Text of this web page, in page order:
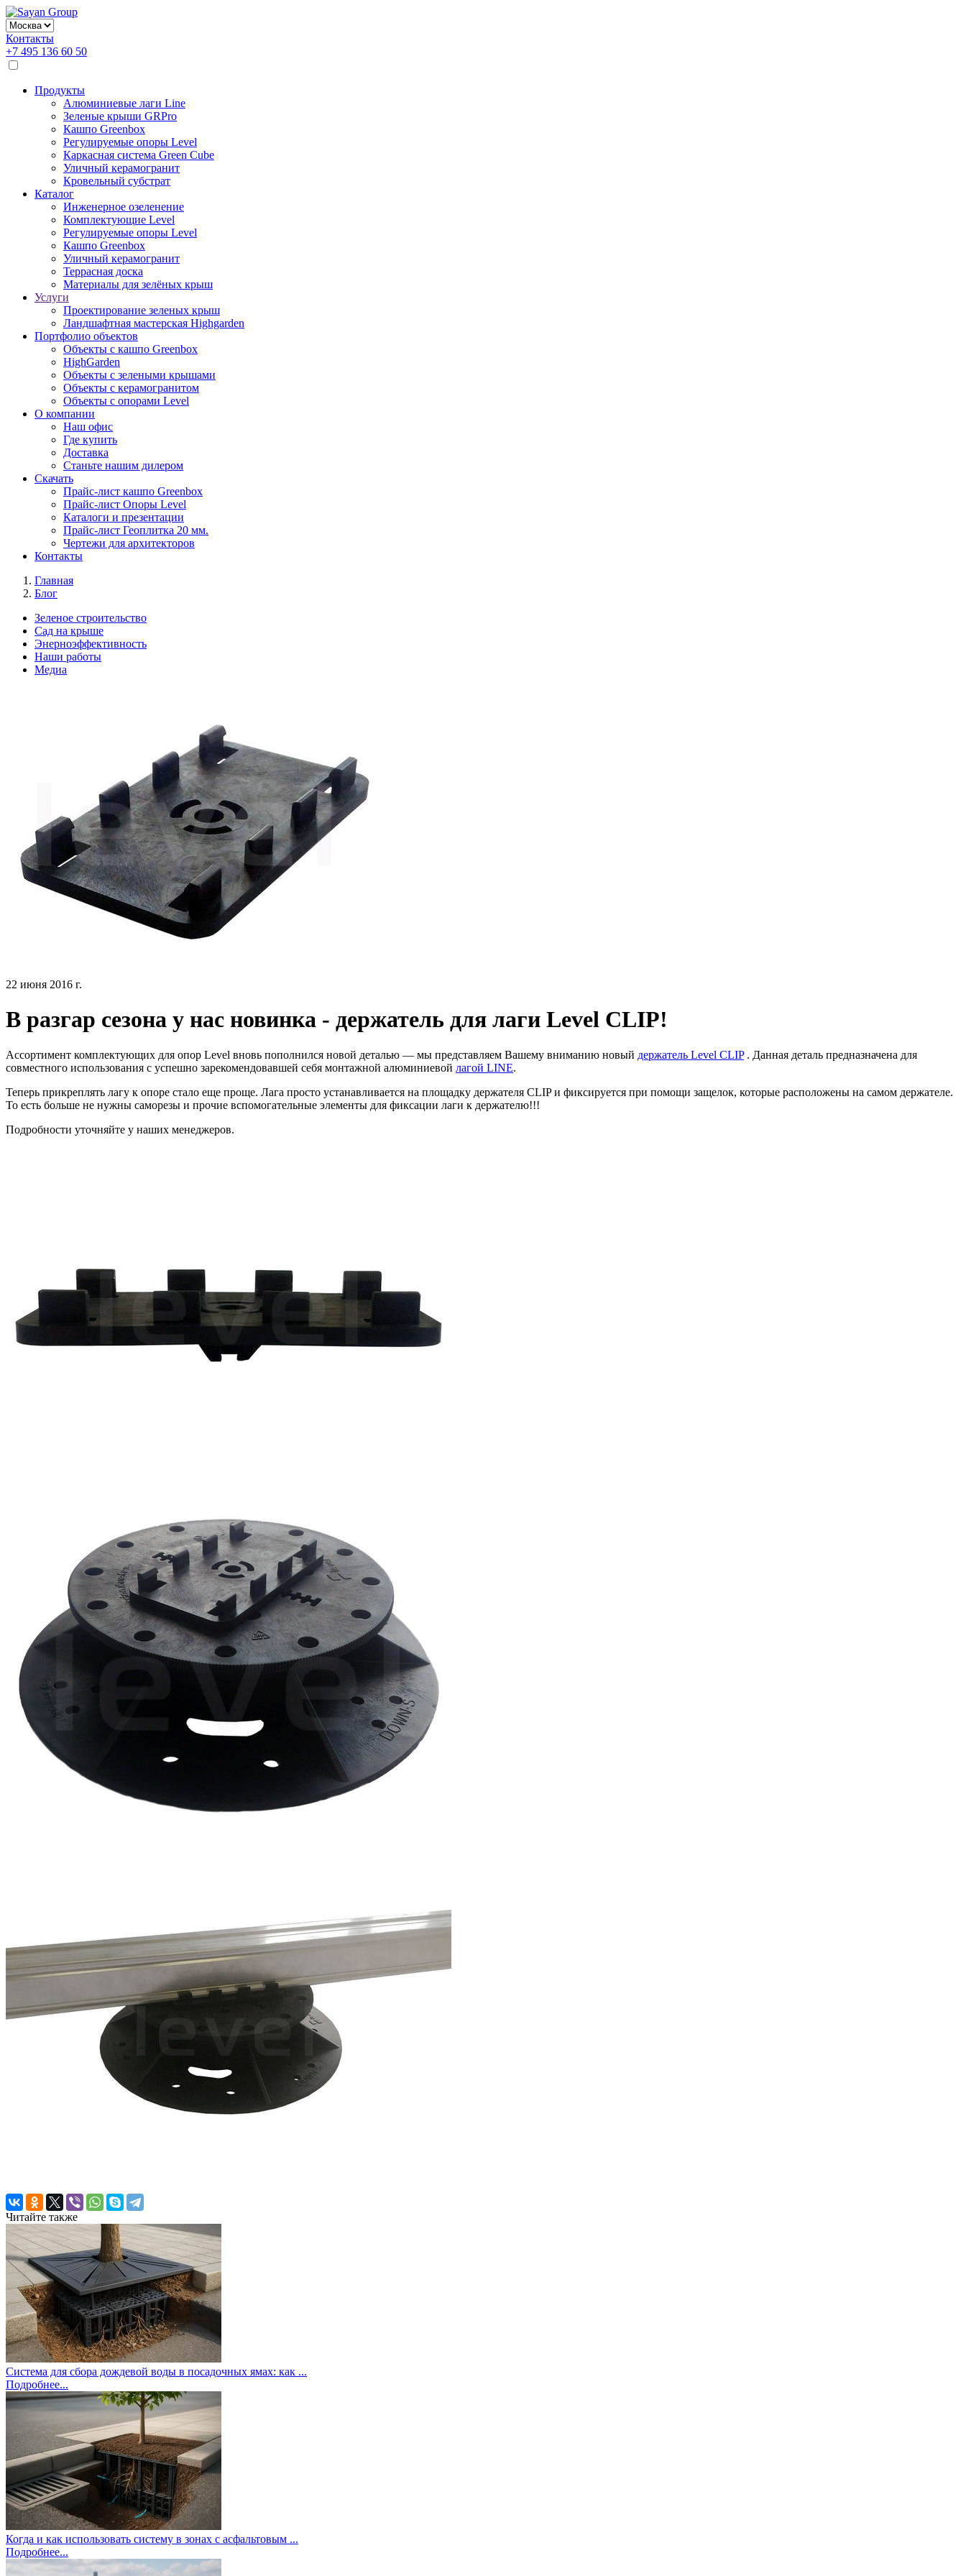
Контакты
+7 495 136 60 50
Продукты
Алюминиевые лаги Line
Зеленые крыши GRPro
Кашпо Greenbox
Регулируемые опоры Level
Каркасная система Green Cube
Уличный керамогранит
Кровельный субстрат
Каталог
Инженерное озеленение
Комплектующие Level
Регулируемые опоры Level
Кашпо Greenbox
Уличный керамогранит
Террасная доска
Материалы для зелёных крыш
Услуги
Проектирование зеленых крыш
Ландшафтная мастерская Highgarden
Портфолио объектов
Объекты с кашпо Greenbox
HighGarden
Объекты с зелеными крышами
Объекты с керамогранитом
Объекты с опорами Level
О компании
Наш офис
Где купить
Доставка
Станьте нашим дилером
Скачать
Прайс-лист кашпо Greenbox
Прайс-лист Опоры Level
Каталоги и презентации
Прайс-лист Геоплитка 20 мм.
Чертежи для архитекторов
Контакты
Главная
Блог
Зеленое строительство
Сад на крыше
Энерноэффективность
Наши работы
Медиа
22 июня 2016 г.
В разгар сезона у нас новинка - держатель для лаги Level CLIP!
Ассортимент комплектующих для опор Level вновь пополнился новой деталью — мы представляем Вашему вниманию новый держатель Level CLIP. Данная деталь предназначена для
совместного использования с успешно зарекомендовавшей себя монтажной алюминиевой лагой LINE.
Теперь прикреплять лагу к опоре стало еще проще. Лага просто устанавливается на площадку держателя CLIP и фиксируется при помощи защелок, которые расположены на самом держателе.
То есть больше не нужны саморезы и прочие вспомогательные элементы для фиксации лаги к держателю!!!
Подробности уточняйте у наших менеджеров.
Читайте также
Система для сбора дождевой воды в посадочных ямах: как ...
Подробнее...
Когда и как использовать систему в зонах с асфальтовым ...
Подробнее...